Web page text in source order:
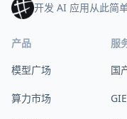
开发 AI 应用从此简
产品
模型广场
算力市场
服
国